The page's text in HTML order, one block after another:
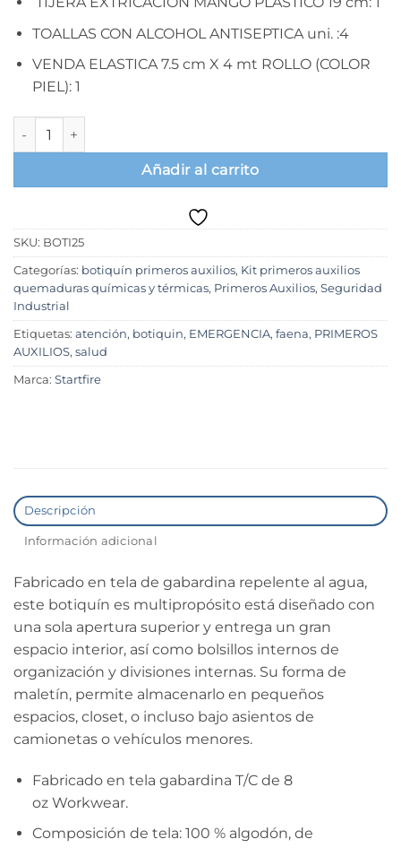
TOALLAS CON ALCOHOL ANTISEPTICA uni. :4
VENDA ELASTICA 7.5 cm X 4 mt ROLLO (COLOR
PIEL): 1
Botiquin Profesional Primeros Auxilios, bolso 25 personas
Añadir al carrito
SKU: BOTI25
Categorías: botiquín primeros auxilios, Kit primeros auxilios
quemaduras químicas y térmicas, Primeros Auxilios, Seguridad
Industrial
Etiquetas: atención, botiquin, EMERGENCIA, faena, PRIMEROS
AUXILIOS, salud
Marca: Startfire
Descripción
Información adicional
Fabricado en tela de gabardina repelente al agua,
este botiquín es multipropósito está diseñado con
una sola apertura superior y entrega un gran
espacio interior, así como bolsillos internos de
organización y divisiones internas. Su forma de
maletín, permite almacenarlo en pequeños
espacios, closet, o incluso bajo asientos de
camionetas o vehículos menores.
Fabricado en tela gabardina T/C de 8
oz Workwear.
Composición de tela: 100 % algodón, de